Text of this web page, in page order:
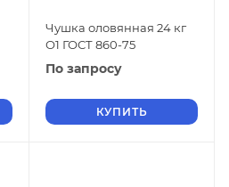
Чушка оловянная 24 кг
О1 ГОСТ 860-75
По запросу
КУПИТЬ